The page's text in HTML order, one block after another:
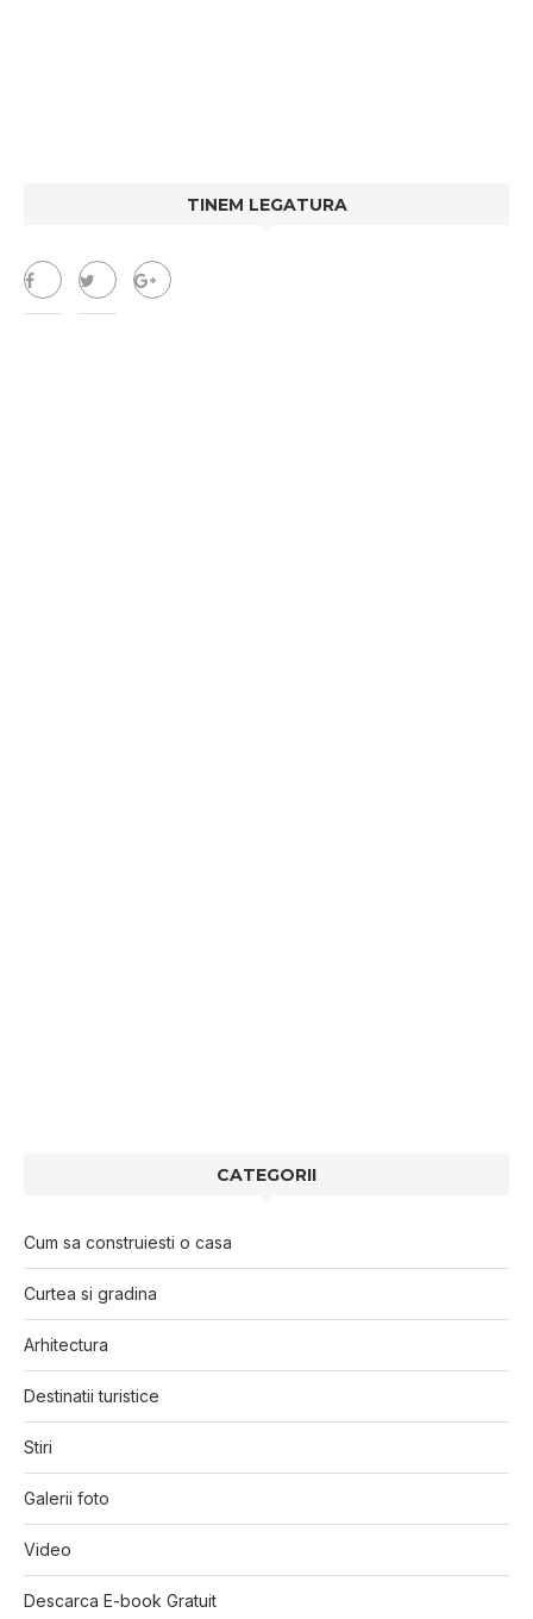
TINEM LEGATURA
CATEGORII
Cum sa construiesti o casa
Curtea si gradina
Arhitectura
Destinatii turistice
Stiri
Galerii foto
Video
Descarca E-book Gratuit